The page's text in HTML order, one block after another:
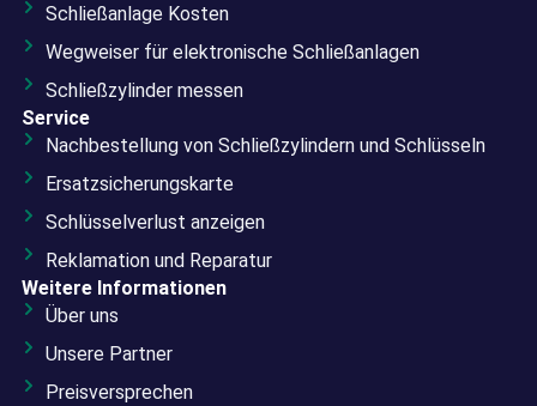
Schließanlage Kosten
Wegweiser für elektronische Schließanlagen
Schließzylinder messen
Service
Nachbestellung von Schließzylindern und Schlüsseln
Ersatzsicherungskarte
Schlüsselverlust anzeigen
Reklamation und Reparatur
Weitere Informationen
Über uns
Unsere Partner
Preisversprechen